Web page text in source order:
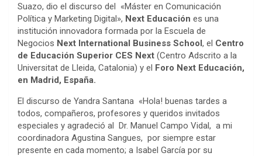
Suazo, dio el discurso del «Máster en Comunicación
Política y Marketing Digital», Next Educación es una
institución innovadora formada por la Escuela de
Negocios Next International Business School, el Centro
de Educación Superior CES Next (Centro Adscrito a la
Universitat de Lleida, Catalonia) y el Foro Next Educación,
en Madrid, España.
El discurso de Yandra Santana «Hola! buenas tardes a
todos, compañeros, profesores y queridos invitados
especiales y agradeció al Dr. Manuel Campo Vidal, a mi
coordinadora Agustina Sangues, por siempre estar
presente en cada momento; a Isabel García por su